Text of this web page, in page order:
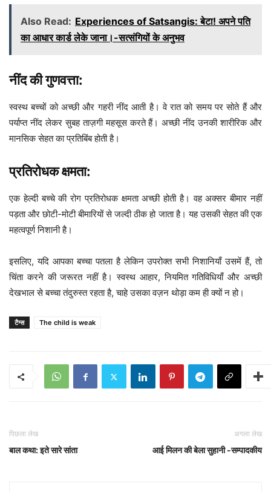
Also Read: Experiences of Satsangis: बेटा! अपने पति
का आधार कार्ड लेके जाना।-सत्संगियों के अनुभव
नींद की गुणवत्ता:
स्वस्थ बच्चों को अच्छी और गहरी नींद आती है। वे रात को समय पर सोते हैं और
पर्याप्त नींद लेकर सुबह ताज़गी महसूस करते हैं। अच्छी नींद उनकी शारीरिक और
मानसिक सेहत का प्रतिबिंब होती है।
प्रतिरोधक क्षमता:
एक हेल्दी बच्चे की रोग प्रतिरोधक क्षमता अच्छी होती है। वह अक्सर बीमार नहीं
पड़ता और छोटी-मोटी बीमारियों से जल्दी ठीक हो जाता है। यह उसकी सेहत की एक
महत्वपूर्ण निशानी है।
इसलिए, यदि आपका बच्चा पतला है लेकिन उपरोक्त सभी निशानियाँ उसमें हैं, तो
चिंता करने की जरूरत नहीं है। स्वस्थ आहार, नियमित गतिविधियाँ और अच्छी
देखभाल से बच्चा तंदुरुस्त रहता है, चाहे उसका वज़न थोड़ा कम ही क्यों न हो।
टैग्स The child is weak
पिछला लेख
बाल कथा: इते सारे सांता
अगला लेख
आई मिलन की बेला सुहानी -सम्पादकीय